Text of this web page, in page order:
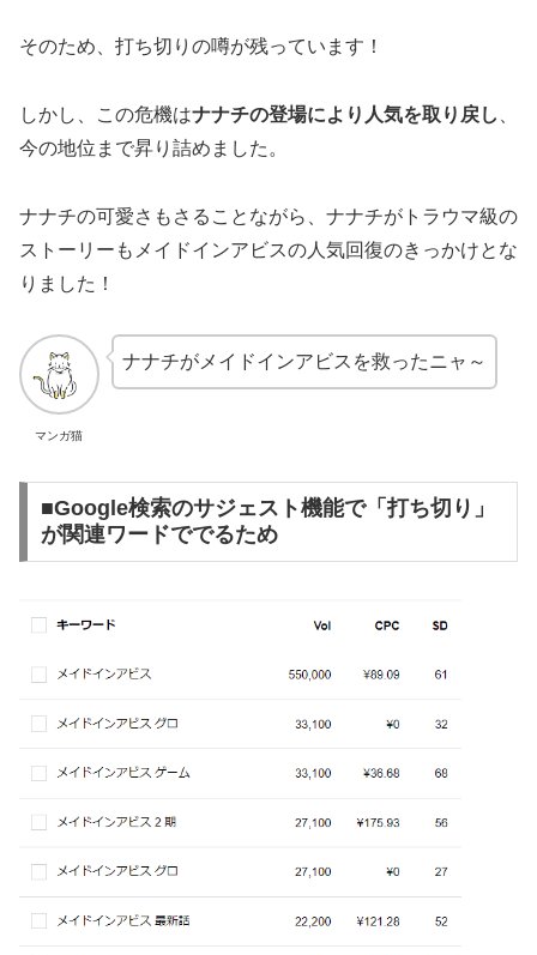
そのため、打ち切りの噂が残っています！
しかし、この危機はナナチの登場により人気を取り戻し
今の地位まで昇り詰めました。
ナナチの可愛さもさることながら、ナナチがトラウマ級の
ストーリーもメイドインアビスの人気回復のきっかけとな
りました！
マンガ猫
ナナチがメイドインアビスを救ったニャ～
■Google検索のサジェスト機能で「打ち切り」
が関連ワードででるため